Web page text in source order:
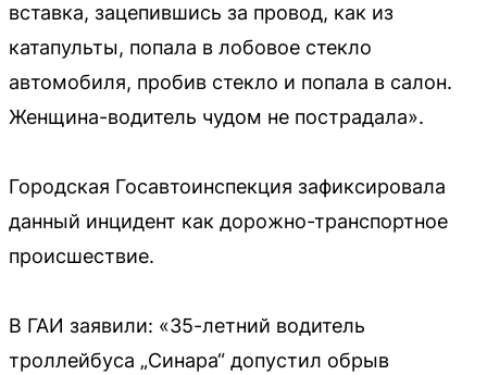
вставка, зацепившись за провод, как из
катапульты, попала в лобовое стекло
автомобиля, пробив стекло и попала в салон.
Женщина-водитель чудом не пострадала».
Городская Госавтоинспекция зафиксировала
данный инцидент как дорожно-транспортное
происшествие.
В ГАИ заявили: «35-летний водитель
троллейбуса „Синара“ допустил обрыв